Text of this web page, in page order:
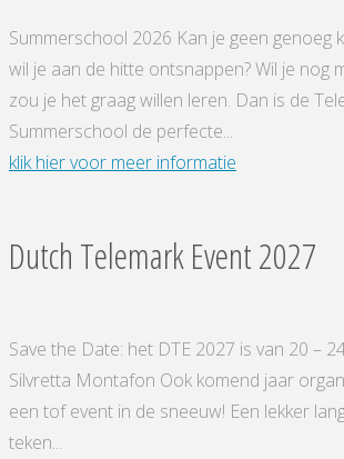
Summerschool 2026 Kan je geen genoeg
wil je aan de hitte ontsnappen? Wil je nog
zou je het graag willen leren. Dan is de
Summerschool de perfecte...
klik hier voor meer informatie
Dutch Telemark Event 2027
Save the Date: het DTE 2027 is van 20 –
Silvretta Montafon Ook komend jaar
een tof event in de sneeuw! Een lekker
teken...